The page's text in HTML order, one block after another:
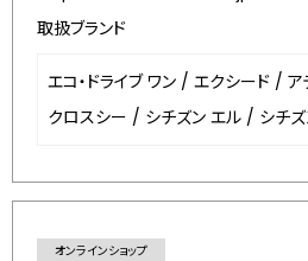
取扱ブランド
エコ・ドライブ ワン / エクシード / ア
クロスシー / シチズン エル / シチ
オンラインショップ